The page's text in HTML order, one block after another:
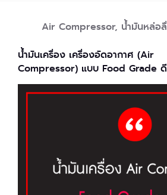
Air Compressor, น้ำมันหล่อ
น้ำมันเครื่อง เครื่องอัดอากาศ (Air
Compressor) แบบ Food Grade ดี